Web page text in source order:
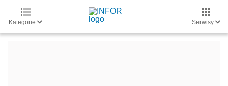
Kategorie Serwisy